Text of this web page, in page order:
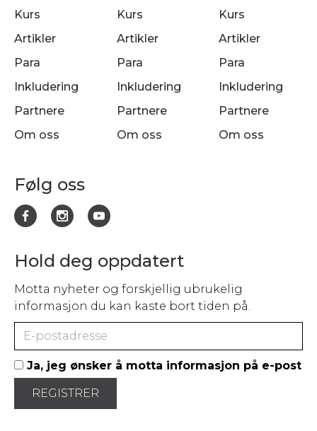
Kurs
Artikler
Para
Inkludering
Partnere
Om oss
Kurs
Artikler
Para
Inkludering
Partnere
Om oss
Kurs
Artikler
Para
Inkludering
Partnere
Om oss
Følg oss
Hold deg oppdatert
Motta nyheter og forskjellig ubrukelig
informasjon du kan kaste bort tiden på.
Ja, jeg ønsker å motta informasjon på e-post